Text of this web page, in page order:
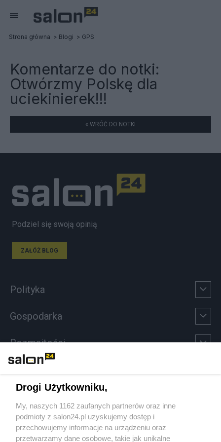
Strona główna Blogi GPS
Komentarze do notki:
Otwórzmy Polskę dla
uciekinierek!!!
« WRÓĆ DO NOTKI
Podziel się swoją opinią
ZAŁÓŻ BLOG
Polityka
Gospodarka
Rozmaitości
Sport
Społeczeństwo
Drogi Użytkowniku,
My, naszych 1162 zaufanych partnerów oraz inne
podmioty z salon24.pl uzyskujemy dostęp i
przechowujemy informacje na urządzeniu oraz
przetwarzamy dane osobowe, takie jak unikalne